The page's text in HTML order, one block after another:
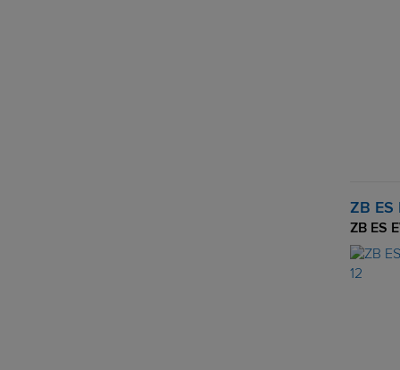
ZB ES
ZB ES